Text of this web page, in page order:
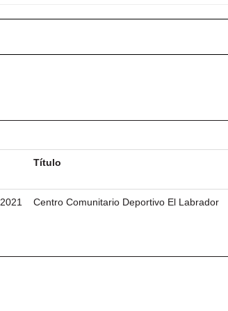
Título
2021 Centro Comunitario Deportivo El Labrador